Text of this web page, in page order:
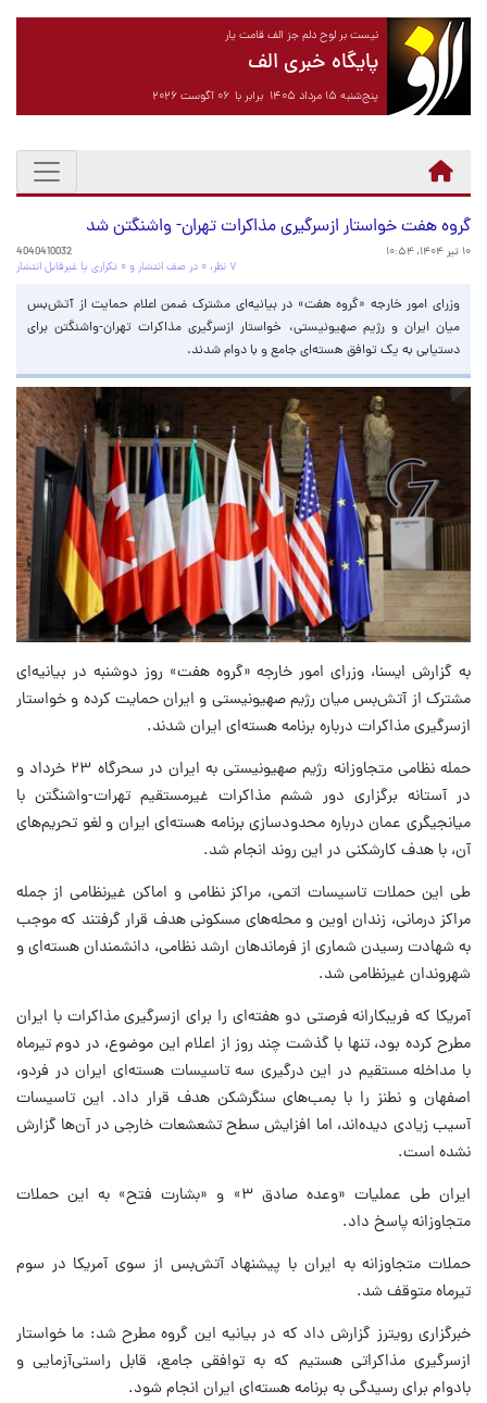
نیست بر لوح دلم جز الف قامت یار
پایگاه خبری الف
پنج‌شنبه ۱۵ مرداد ۱۴۰۵ برابر با ۰۶ آگوست ۲۰۲۶
گروه هفت خواستار ازسرگیری مذاکرات تهران- واشنگتن شد
۱۰ تیر ۱۴۰۴، ۱۰:۵۴
4040410032
۷ نظر، ۰ در صف انتشار و ۰ تکراری یا غیرقابل انتشار
وزرای امور خارجه «گروه هفت» در بیانیه‌ای مشترک ضمن اعلام حمایت از آتش‌بس
میان ایران و رژیم صهیونیستی، خواستار ازسرگیری مذاکرات تهران-واشنگتن برای
دستیابی به یک توافق هسته‌ای جامع و با دوام شدند.
به گزارش ایسنا، وزرای امور خارجه «گروه هفت» روز دوشنبه در بیانیه‌ای
مشترک از آتش‌بس میان رژیم صهیونیستی و ایران حمایت کرده و خواستار
ازسرگیری مذاکرات درباره برنامه هسته‌ای ایران شدند.
حمله نظامی متجاوزانه رژیم صهیونیستی به ایران در سحرگاه ۲۳ خرداد و
در آستانه برگزاری دور ششم مذاکرات غیرمستقیم تهرات-واشنگتن با
میانجیگری عمان درباره محدودسازی برنامه هسته‌ای ایران و لغو تحریم‌های
آن، با هدف کارشکنی در این روند انجام شد.
طی این حملات تاسیسات اتمی، مراکز نظامی و اماکن غیرنظامی از جمله
مراکز درمانی، زندان اوین و محله‌های مسکونی هدف قرار گرفتند که موجب
به شهادت رسیدن شماری از فرماندهان ارشد نظامی، دانشمندان هسته‌ای و
شهروندان غیرنظامی شد.
آمریکا که فریبکارانه فرصتی دو هفته‌ای را برای ازسرگیری مذاکرات با ایران
مطرح کرده بود، تنها با گذشت چند روز از اعلام این موضوع، در دوم تیرماه
با مداخله مستقیم در این درگیری سه تاسیسات هسته‌ای ایران در فردو،
اصفهان و نطنز را با بمب‌های سنگرشکن هدف قرار داد. این تاسیسات
آسیب زیادی دیده‌اند، اما افزایش سطح تشعشعات خارجی در آن‌ها گزارش
نشده است.
ایران طی عملیات «وعده صادق ۳» و «بشارت فتح» به این حملات
متجاوزانه پاسخ داد.
حملات متجاوزانه به ایران با پیشنهاد آتش‌بس از سوی آمریکا در سوم
تیرماه متوقف شد.
خبرگزاری رویترز گزارش داد که در بیانیه این گروه مطرح شد: ما خواستار
ازسرگیری مذاکراتی هستیم که به توافقی جامع، قابل راستی‌آزمایی و
بادوام برای رسیدگی به برنامه هسته‌ای ایران انجام شود.